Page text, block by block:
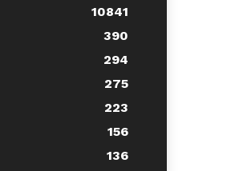
10841
390
294
275
223
156
136